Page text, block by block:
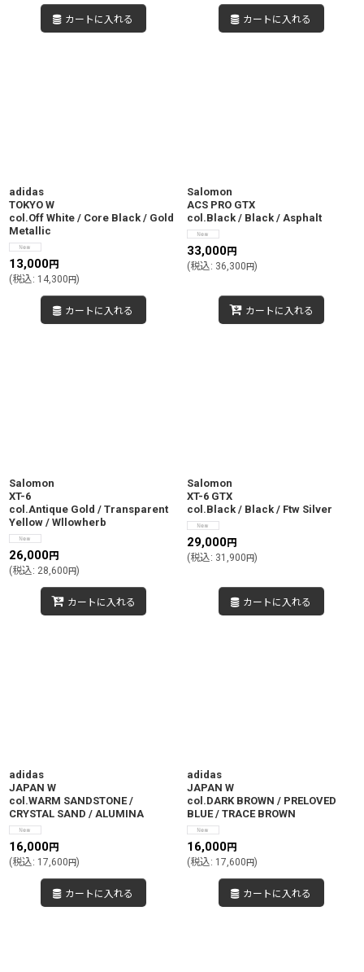
カートに入れる カートに入れる
adidas
TOKYO W
col.Off White / Core Black / Gold
Metallic
13,000円
(税込: 14,300円)
カートに入れる
Salomon
ACS PRO GTX
col.Black / Black / Asphalt
33,000円
(税込: 36,300円)
カートに入れる
Salomon
XT-6
col.Antique Gold / Transparent
Yellow / Wllowherb
26,000円
(税込: 28,600円)
カートに入れる
Salomon
XT-6 GTX
col.Black / Black / Ftw Silver
29,000円
(税込: 31,900円)
カートに入れる
adidas
JAPAN W
col.WARM SANDSTONE /
CRYSTAL SAND / ALUMINA
16,000円
(税込: 17,600円)
カートに入れる
adidas
JAPAN W
col.DARK BROWN / PRELOVED
BLUE / TRACE BROWN
16,000円
(税込: 17,600円)
カートに入れる